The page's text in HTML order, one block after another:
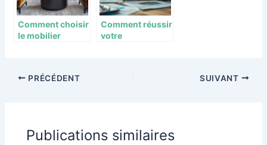
Comment choisir
le mobilier
Comment réussir
votre
PRÉCÉDENT SUIVANT
Publications similaires